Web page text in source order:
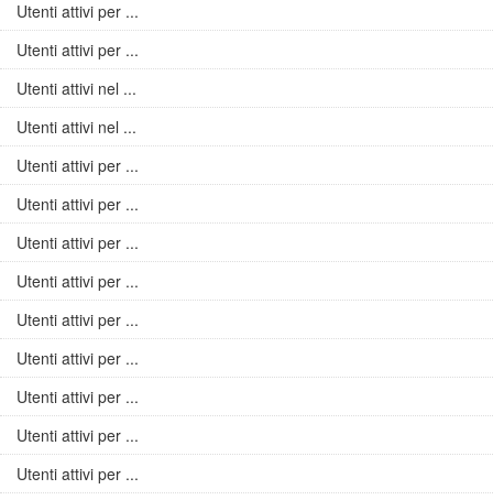
Utenti attivi per ...
Utenti attivi per ...
Utenti attivi nel ...
Utenti attivi nel ...
Utenti attivi per ...
Utenti attivi per ...
Utenti attivi per ...
Utenti attivi per ...
Utenti attivi per ...
Utenti attivi per ...
Utenti attivi per ...
Utenti attivi per ...
Utenti attivi per ...